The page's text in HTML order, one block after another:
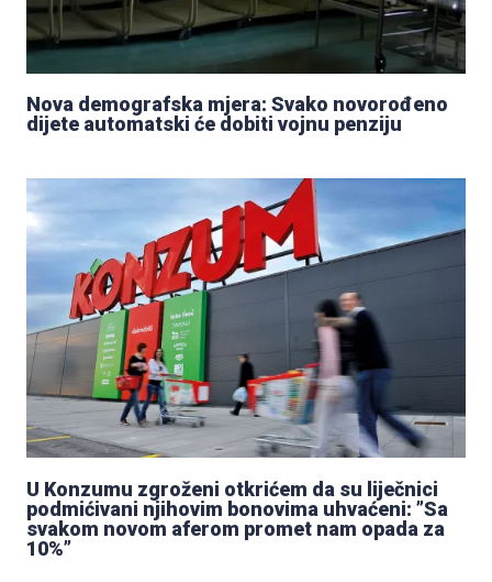
Nova demografska mjera: Svako novorođeno
dijete automatski će dobiti vojnu penziju
U Konzumu zgroženi otkrićem da su liječnici
podmićivani njihovim bonovima uhvaćeni: ”Sa
svakom novom aferom promet nam opada za
10%”